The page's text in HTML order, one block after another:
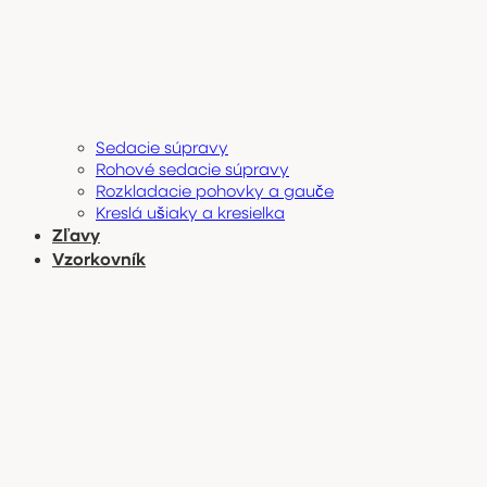
Sedacie súpravy
Rohové sedacie súpravy
Rozkladacie pohovky a gauče
Kreslá ušiaky a kresielka
Zľavy
Vzorkovník